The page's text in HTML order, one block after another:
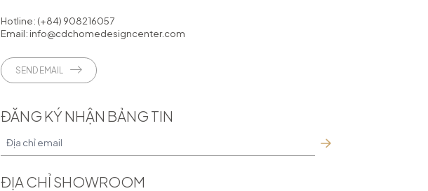
Hotline: (+84) 908216057
Email: info@cdchomedesigncenter.com
SEND EMAIL
ĐĂNG KÝ NHẬN BẢNG TIN
ĐỊA CHỈ SHOWROOM